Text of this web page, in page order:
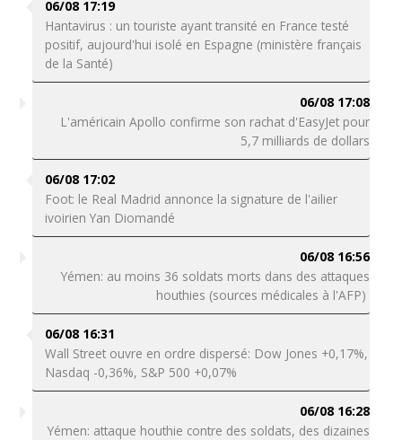
06/08 17:19
Hantavirus : un touriste ayant transité en France testé
positif, aujourd'hui isolé en Espagne (ministère français
de la Santé)
06/08 17:08
L'américain Apollo confirme son rachat d'EasyJet pour
5,7 milliards de dollars
06/08 17:02
Foot: le Real Madrid annonce la signature de l'ailier
ivoirien Yan Diomandé
06/08 16:56
Yémen: au moins 36 soldats morts dans des attaques
houthies (sources médicales à l'AFP)
06/08 16:31
Wall Street ouvre en ordre dispersé: Dow Jones +0,17%,
Nasdaq -0,36%, S&P 500 +0,07%
06/08 16:28
Yémen: attaque houthie contre des soldats, des dizaines